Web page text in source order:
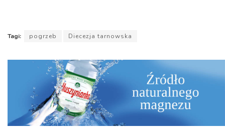
Tagi: pogrzeb Diecezja tarnowska